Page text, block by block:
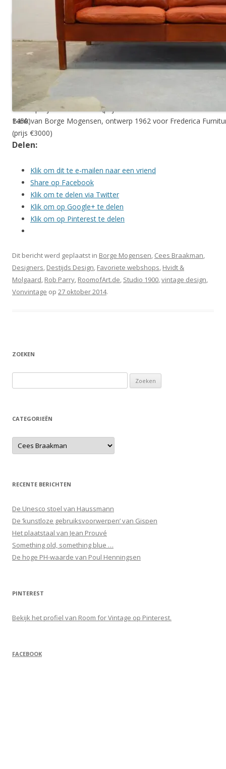
Bank Hvidt & Molgaard, ontwerp 1954.
Te koop bij RoomforArt.de (prijs €
1450)
Bank van Borge Mogensen, ontwerp 1962 voor Frederica
(prijs €3000)
Delen:
Klik om dit te e-mailen naar een vriend
Share op Facebook
Klik om te delen via Twitter
Klik om op Google+ te delen
Klik om op Pinterest te delen
Dit bericht werd geplaatst in Borge Mogensen, Cees Braakman,
Designers, Destijds Design, Favoriete webshops, Hvidt &
Molgaard, Rob Parry, RoomofArt.de, Studio 1900,vintage design,
Vonvintage op 27 oktober 2014.
ZOEKEN
CATEGORIEËN
RECENTE BERICHTEN
De Unesco stoel van Haussmann
De ‘kunstloze gebruiksvoorwerpen’ van Gispen
Het plaatstaal van Jean Prouvé
Something old, something blue …
De hoge PH-waarde van Poul Henningsen
PINTEREST
Bekijk het profiel van Room for Vintage op Pinterest.
FACEBOOK